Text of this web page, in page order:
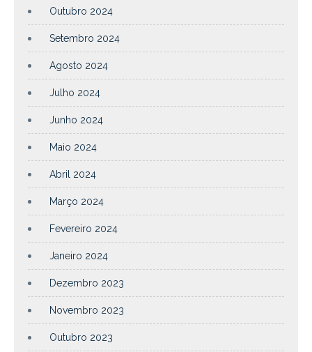
Outubro 2024
Setembro 2024
Agosto 2024
Julho 2024
Junho 2024
Maio 2024
Abril 2024
Março 2024
Fevereiro 2024
Janeiro 2024
Dezembro 2023
Novembro 2023
Outubro 2023